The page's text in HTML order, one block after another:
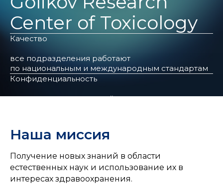
Center of Toxicology
Качество
все подразделения работают
по национальным и международным стандартам
Конфиденциальность
результаты исследований защищены и подлежат
более 150 квалифицированных кадров
Наша миссия
Получение новых знаний в области
естественных наук и использование их в
интересах здравоохранения.